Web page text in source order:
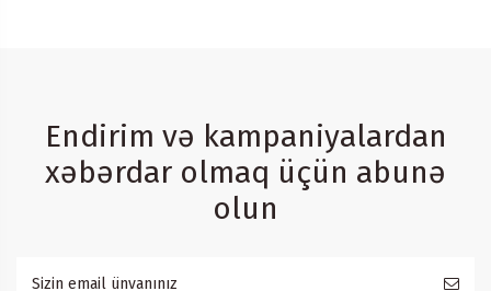
Endirim və kampaniyalardan
xəbərdar olmaq üçün abunə
olun